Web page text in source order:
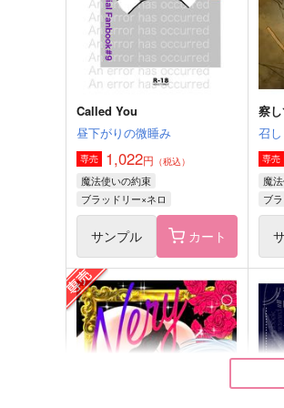
ブラッドリー×ネロ
サンプル 作品詳細
ブ
オーガニックパンツの約束
629
Called You
昼下がりの微睡み
専売 1,022円 （税込）
魔法使いの約束
ブラッドリー×ネロ
サンプル カート
察
召
専売
魔
ブ